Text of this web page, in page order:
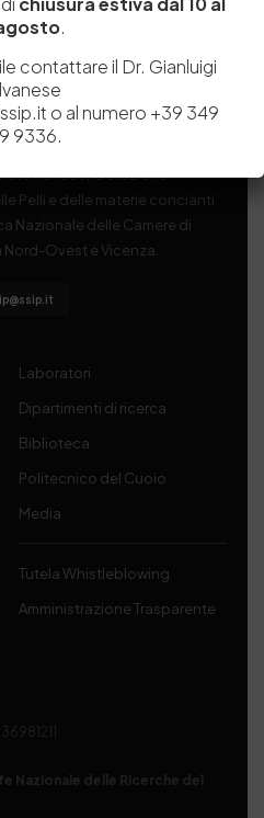
nel 1885, la Stazione
Pelli e delle materie concianti
Nazionale delle Camere di
Ovest e Vicenza.
Laboratori
Dipartimenti di ricerca
Biblioteca
Politecnico del Cuoio
Media
Tutela Whistleblowing
Amministrazione Trasparente
Nazionale delle Ricerche del
.
contattare il Dr. Gianluigi
o al numero +39 349
9336.